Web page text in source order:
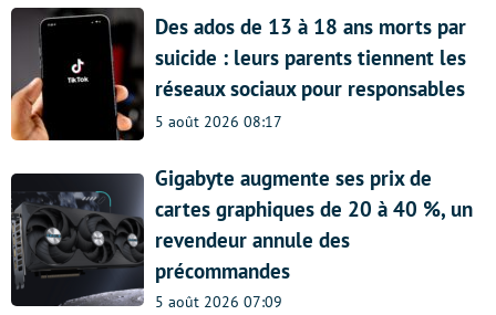
Des ados de 13 à 18 ans morts par
suicide : leurs parents tiennent les
réseaux sociaux pour responsables
5 août 2026 08:17
Gigabyte augmente ses prix de
cartes graphiques de 20 à 40 %, un
revendeur annule des
précommandes
5 août 2026 07:09